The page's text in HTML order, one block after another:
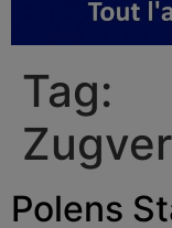
Tag:
Polens